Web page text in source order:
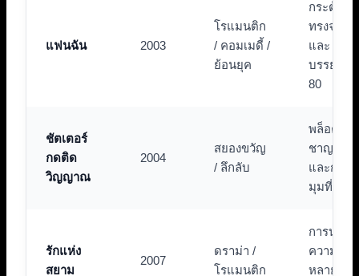
แฟนฉัน 2003
โรแมนติก
/ คอมเมดี้ /
ย้อนยุค
กระตุ้นค
ทรงจำวัย
และ
บรรยาก
80
ชัตเตอร์
กดติด
วิญญาณ
2004
สยองขวัญ
/ ลึกลับ
พล็อตเรื่อ
ชาญฉลา
และการ
มุมที่น่าจ
รักแห่ง
สยาม
2007
ดราม่า /
โรแมนติก
การนำเส
ความรัก
หลายรูป